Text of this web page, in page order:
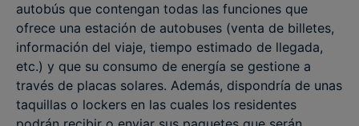
autobús que contengan todas las funciones que
ofrece una estación de autobuses (venta de billetes,
información del viaje, tiempo estimado de llegada,
etc.) y que su consumo de energía se gestione a
través de placas solares. Además, dispondría de unas
taquillas o lockers en las cuales los residentes